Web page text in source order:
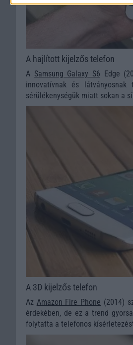
A hajlított kijelzős telefon
A Samsung Galaxy S6 Edge
innovatívnak és
sérülékenységük miatt sokan a
A 3D kijelzős telefon
Az Amazon Fire Phone (2014)
érdekében, de ez a trend
folytatta a telefonos